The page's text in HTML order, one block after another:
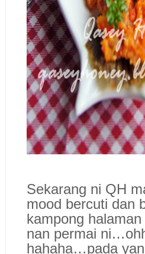
Sekarang ni QH
mood bercuti dan
kampong
nan permai
hahaha…pada